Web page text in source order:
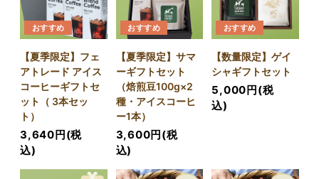
おすすめ
【夏季限定】フェ
アトレード アイス
コーヒーギフトセ
ット（ 3本セッ
ト）
3,640円(税
込)
おすすめ
【夏季限定】サマ
ーギフトセット
（焙煎豆100g×2
種・アイスコーヒ
ー1本）
3,600円(税
込)
おすすめ
【数量限定】ゲイ
シャギフトセット
5,000円(税
込)